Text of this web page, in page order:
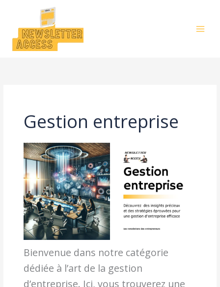
contenu
Gestion entreprise
Bienvenue dans notre catégorie
dédiée à l’art de la gestion
d’entreprise. Ici, vous trouverez une